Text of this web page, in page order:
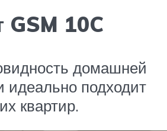
GSM 10C
домашней
идеально подходит
квартир.